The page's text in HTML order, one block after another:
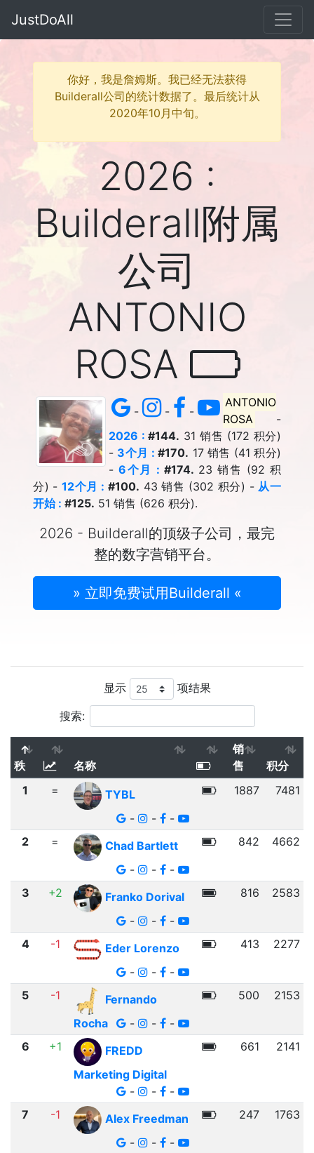
JustDoAll
你好，我是詹姆斯。我已经无法获得
Builderall公司的统计数据了。最后统计从
2020年10月中旬。
2026 :
Builderall附属
公司
ANTONIO
ROSA
- - -
ANTONIO
ROSA
-
2026 : #144. 31 销售 (172 积分)
- 3个月 : #170. 17 销售 (41 积分)
- 6个月 : #174. 23 销售 (92 积
分) - 12个月 : #100. 43 销售 (302 积分) - 从一
开始 : #125. 51 销售 (626 积分).
2026 - Builderall的顶级子公司，最完
整的数字营销平台。
» 立即免费试用Builderall «
显示 项结果
搜索:
秩 名称
销
售
积分
1
=
TYBL
-
- -
1887 7481
2 =
Chad Bartlett
-
- -
842 4662
3 +2
Franko Dorival
-
- -
816 2583
4 -1
Eder Lorenzo
-
- -
413 2277
5 -1
Fernando
Rocha
- - -
500 2153
6 +1
FREDD
Marketing Digital
-
- -
661 2141
7 -1
Alex Freedman
-
- -
247 1763